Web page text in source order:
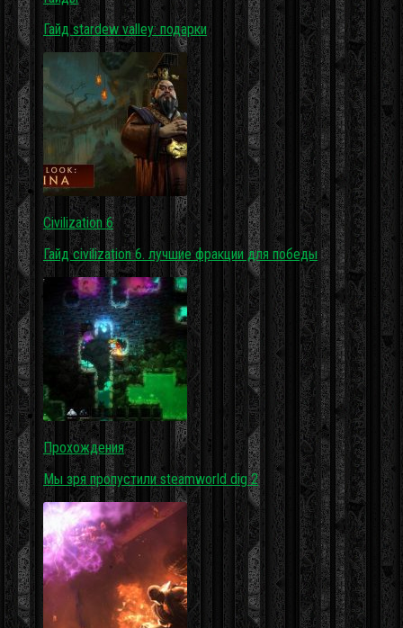
Гайд stardew valley: подарки
Civilization 6
Гайд civilization 6. лучшие фракции для победы
Прохождения
Мы зря пропустили steamworld dig 2